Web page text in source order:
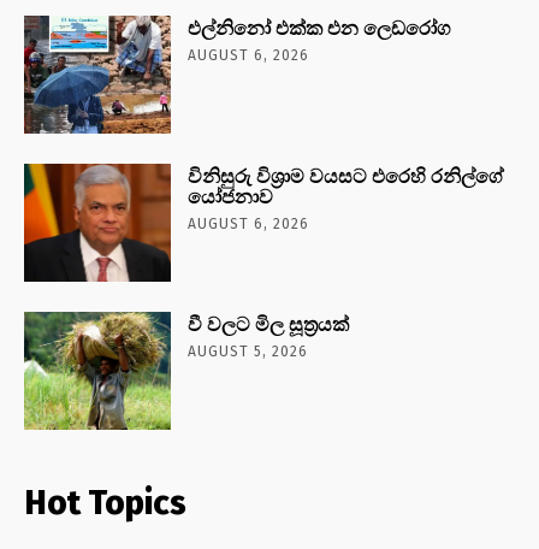
එල්නිනෝ එක්ක එන ලෙඩරෝග
AUGUST 6, 2026
විනිසුරු විශ්‍රාම වයසට එරෙහි රනිල්ගේ
යෝජනාව
AUGUST 6, 2026
වී වලට මිල සූත්‍රයක්
AUGUST 5, 2026
Hot Topics